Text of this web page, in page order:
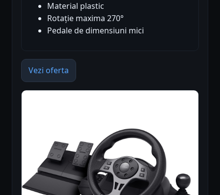
Material plastic
Rotație maxima 270°
Pedale de dimensiuni mici
Vezi oferta